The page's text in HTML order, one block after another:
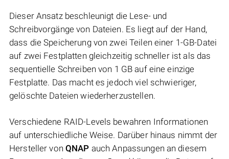
Dieser Ansatz beschleunigt die Lese- und
Schreibvorgänge von Dateien. Es liegt auf der Hand,
dass die Speicherung von zwei Teilen einer 1-GB-Datei
auf zwei Festplatten gleichzeitig schneller ist als das
sequentielle Schreiben von 1 GB auf eine einzige
Festplatte. Das macht es jedoch viel schwieriger,
gelöschte Dateien wiederherzustellen.
Verschiedene RAID-Levels bewahren Informationen
auf unterschiedliche Weise. Darüber hinaus nimmt der
Hersteller von QNAP auch Anpassungen an diesem